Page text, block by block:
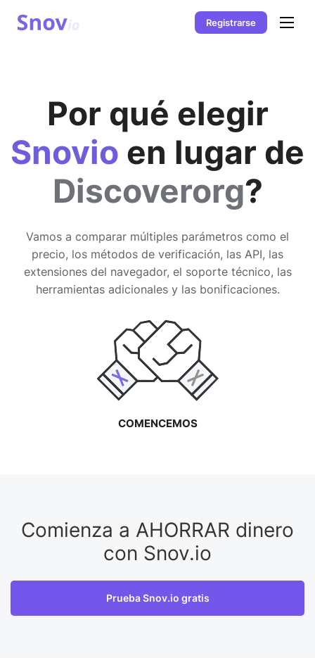
Registrarse
Por qué elegir
Snovio en lugar de
Discoverorg?
Vamos a comparar múltiples parámetros como el
precio, los métodos de verificación, las API, las
extensiones del navegador, el soporte técnico, las
herramientas adicionales y las bonificaciones.
COMENCEMOS
Comienza a AHORRAR dinero
con Snov.io
Prueba Snov.io gratis